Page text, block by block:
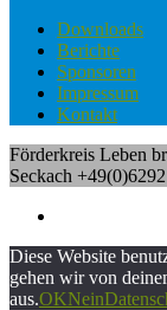
Downloads
Berichte
Sponsoren
Impressum
Kontakt
Förderkreis Leben
Seckach
Diese Website
gehen wir von
aus.OKNein